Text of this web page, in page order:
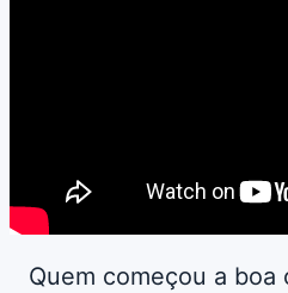
Quem começou a boa